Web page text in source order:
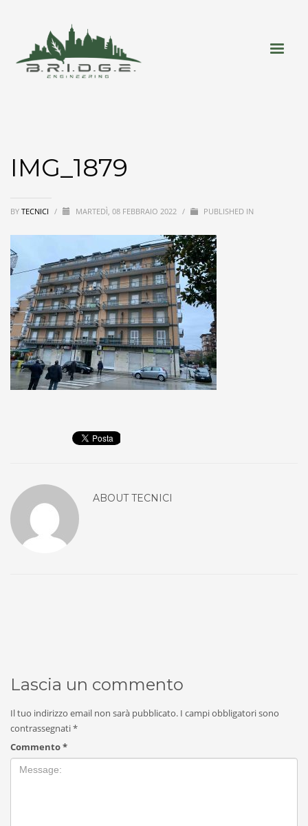
IMG_1879
BY TECNICI / MARTEDÌ, 08 FEBBRAIO 2022 / PUBLISHED IN
ABOUTTECNICI
Lascia un commento
Il tuo indirizzo email non sarà pubblicato. I campi obbligatori sono
contrassegnati*
Commento*